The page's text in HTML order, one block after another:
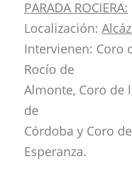
PARADA ROCIERA:
Localización:
Intervienen: Coro
Rocío de
Almonte, Coro de
de
Córdoba y Coro
Esperanza.